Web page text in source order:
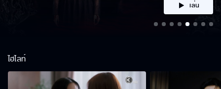
คลิก
ไฮไลท์